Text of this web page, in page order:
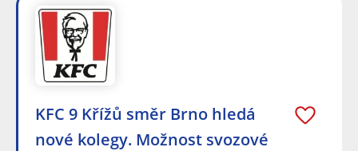
KFC 9 Křížů směr Brno hledá
nové kolegy. Možnost svozové